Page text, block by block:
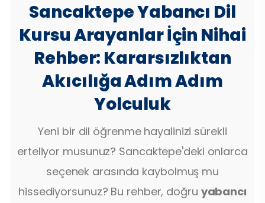
Sancaktepe Yabancı Dil
Kursu Arayanlar İçin Nihai
Rehber: Kararsızlıktan
Akıcılığa Adım Adım
Yolculuk
Yeni bir dil öğrenme hayalinizi sürekli
erteliyor musunuz? Sancaktepe'deki onlarca
seçenek arasında kaybolmuş mu
hissediyorsunuz? Bu rehber, doğru yabancı